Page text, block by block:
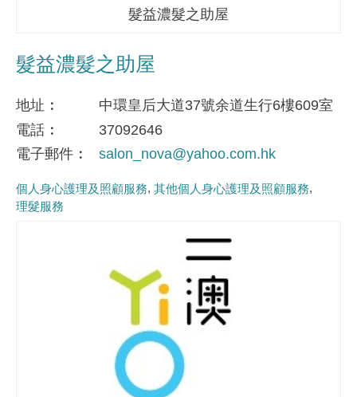
髮益濃髮之助屋
髮益濃髮之助屋
地址
中環皇后大道37號余道生行6樓609室
電話
37092646
電子郵件
salon_nova@yahoo.com.hk
個人身心護理及照顧服務 其他個人身心護理及照顧服務
理髮服務